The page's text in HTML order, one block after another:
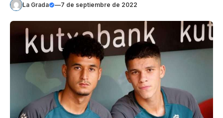
La Grada —7 de septiembre de 2022